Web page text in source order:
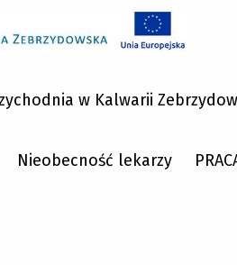
w Kalwarii
Nieobecność lekarzy